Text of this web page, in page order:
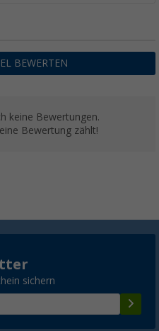
BEWERTEN
keine Bewertungen.
Bewertung zählt!
sichern